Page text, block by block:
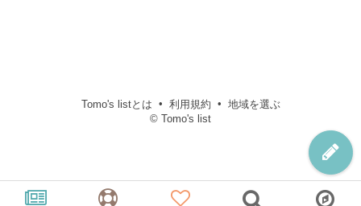
Tomo's listとは 利用規約
地域を選ぶ
© Tomo's list